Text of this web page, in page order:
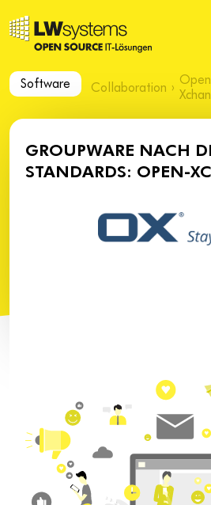
Software Collaboration ›
GROUPWARE NACH
STANDARDS: OPEN-